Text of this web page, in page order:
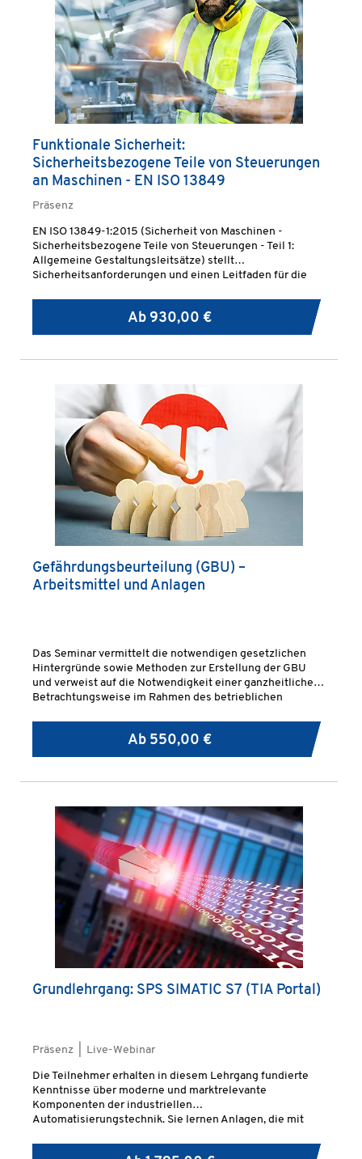
Funktionale Sicherheit:
Sicherheitsbezogene Teile von Steuerungen
an Maschinen - EN ISO 13849
Präsenz
EN ISO 13849-1:2015 (Sicherheit von Maschinen -
Sicherheitsbezogene Teile von Steuerungen - Teil 1:
Allgemeine Gestaltungsleitsätze) stellt
Sicherheitsanforderungen und einen Leitfaden für die
sicherheitsbezogener Teile von Steuerungen im Kontext
der Sicherheit von Maschinen bereit.
Ab 930,00 €
Gefährdungsbeurteilung (GBU) –
Arbeitsmittel und Anlagen
Das Seminar vermittelt die notwendigen gesetzlichen
Hintergründe sowie Methoden zur Erstellung der GBU
und verweist auf die Notwendigkeit einer ganzheitlichen
Betrachtungsweise im Rahmen des betrieblichen
Ab 550,00 €
Grundlehrgang: SPS SIMATIC S7 (TIA Portal)
Präsenz | Live-Webinar
Die Teilnehmer erhalten in diesem Lehrgang fundierte
Kenntnisse über moderne und marktrelevante
Komponenten der industriellen
Automatisierungstechnik. Sie lernen Anlagen, die mit